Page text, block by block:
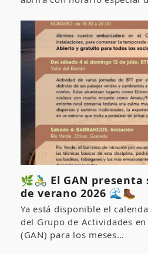
🌿🚴‍♂️ El GAN
de verano 2026 🌊🥾
Ya está disponible el
del Grupo de Actividades
(GAN) para los meses…